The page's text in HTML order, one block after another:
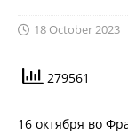
18 October 2023
279561
16 октября во